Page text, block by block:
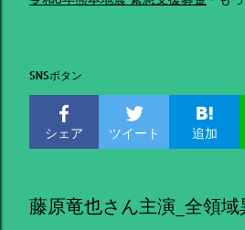
SNSボタン
シェア ツイート 追加
藤原竜也さん主演_全領